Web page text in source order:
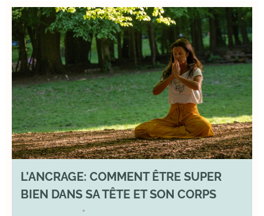
L’ANCRAGE: COMMENT ÊTRE SUPER
BIEN DANS SA TÊTE ET SON CORPS
•